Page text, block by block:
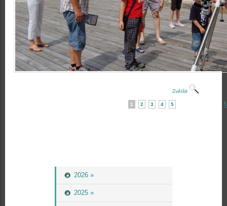
2026 »
2025 »
Zvětšit
1 2 3 4 5